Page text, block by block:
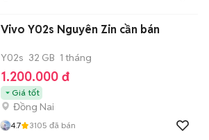
Vivo Y02s Nguyên Zin cần bán
Y02s 32 GB 1 tháng
1.200.000 đ
Giá tốt
Đồng Nai
4.7 3105 đã bán